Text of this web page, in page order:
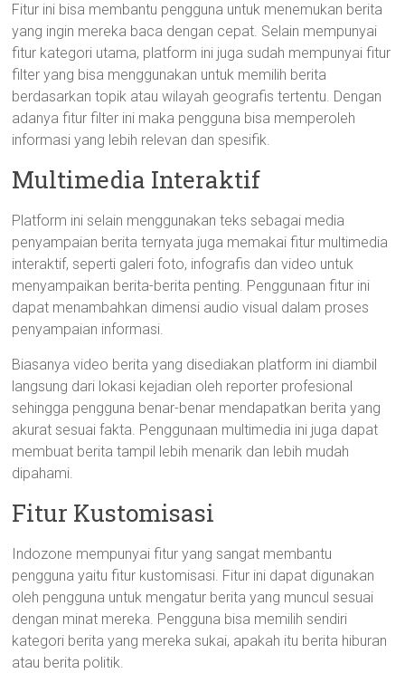
Fitur ini bisa membantu pengguna untuk menemukan berita
yang ingin mereka baca dengan cepat. Selain mempunyai
fitur kategori utama, platform ini juga sudah mempunyai fitur
filter yang bisa menggunakan untuk memilih berita
berdasarkan topik atau wilayah geografis tertentu. Dengan
adanya fitur filter ini maka pengguna bisa memperoleh
informasi yang lebih relevan dan spesifik.
Multimedia Interaktif
Platform ini selain menggunakan teks sebagai media
penyampaian berita ternyata juga memakai fitur multimedia
interaktif, seperti galeri foto, infografis dan video untuk
menyampaikan berita-berita penting. Penggunaan fitur ini
dapat menambahkan dimensi audio visual dalam proses
penyampaian informasi.
Biasanya video berita yang disediakan platform ini diambil
langsung dari lokasi kejadian oleh reporter profesional
sehingga pengguna benar-benar mendapatkan berita yang
akurat sesuai fakta. Penggunaan multimedia ini juga dapat
membuat berita tampil lebih menarik dan lebih mudah
dipahami.
Fitur Kustomisasi
Indozone mempunyai fitur yang sangat membantu
pengguna yaitu fitur kustomisasi. Fitur ini dapat digunakan
oleh pengguna untuk mengatur berita yang muncul sesuai
dengan minat mereka. Pengguna bisa memilih sendiri
kategori berita yang mereka sukai, apakah itu berita hiburan
atau berita politik.